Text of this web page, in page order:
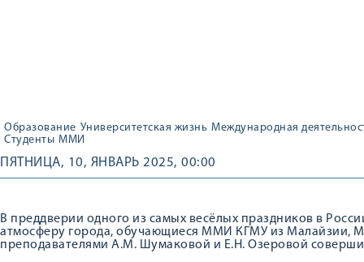
Образование Университетская жизнь Международная
Студенты ММИ
ПЯТНИЦА, 10, ЯНВАРЬ 2025, 00:00
В преддверии одного из самых весёлых праздников в
атмосферу города, обучающиеся ММИ КГМУ из Малайзии,
преподавателями А.М. Шумаковой и Е.Н. Озеровой